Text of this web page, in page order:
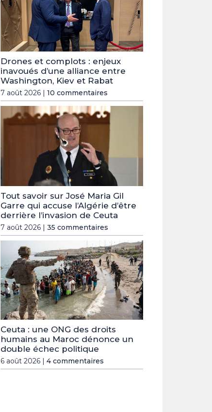
Drones et complots : enjeux
inavoués d’une alliance entre
Washington, Kiev et Rabat
7 août 2026 | 10 commentaires
Tout savoir sur José Maria Gil
Garre qui accuse l’Algérie d’être
derrière l’invasion de Ceuta
7 août 2026 | 35 commentaires
Ceuta : une ONG des droits
humains au Maroc dénonce un
double échec politique
6 août 2026 | 4 commentaires